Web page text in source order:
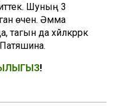
Шуның 3
өчен. Әмма
да хәйләкәррәк
!